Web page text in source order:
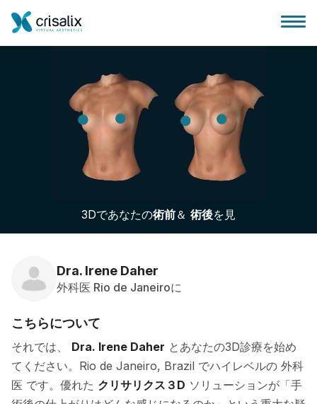
外科医ホーム
3Dビジネスプラットフォーム
サブスクリプションプラン
患者様のレビュー
3Dであなたの術前＆ 術後を見
Dra. Irene Daher
外科医 Rio de Janeiroに
こちらについて
それでは、 Dra. Irene Daher とあなたの3D診療を始め
てください。Rio de Janeiro, Brazil でハイレベルの 外科
医 です。優れた クリサリクス３D ソリューションが「手